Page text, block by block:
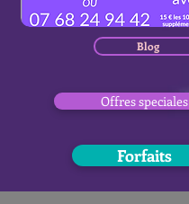
Blog
Offres speciales
Forfaits